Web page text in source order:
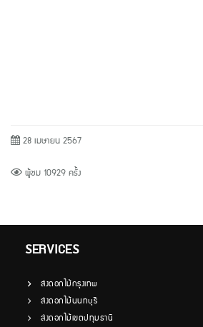
28 เมษายน 2567
ผู้ชม 10929 ครั้ง
SERVICES
ส่งดอกไม้กรุงเทพ
ส่งดอกไม้นนทบุรี
ส่งดอกไม้เขตปทุมธานี